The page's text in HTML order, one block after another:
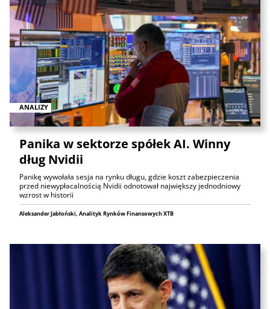
ANALIZY
Panika w sektorze spółek AI. Winny
dług Nvidii
Panikę wywołała sesja na rynku długu, gdzie koszt zabezpieczenia
przed niewypłacalnością Nvidii odnotował największy jednodniowy
wzrost w historii
Aleksander Jabłoński, Analityk Rynków Finansowych XTB